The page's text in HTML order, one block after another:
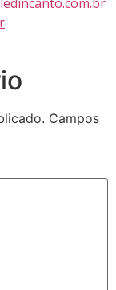
.
Campos